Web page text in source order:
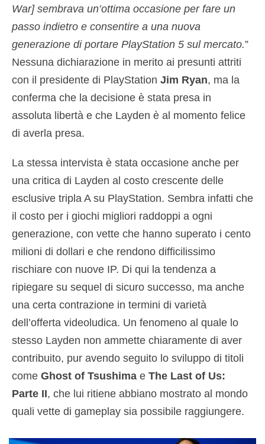
War] sembrava un’ottima occasione per fare un
passo indietro e consentire a una nuova
generazione di portare PlayStation 5 sul mercato.”
Nessuna dichiarazione in merito ai presunti attriti
con il presidente di PlayStation Jim Ryan, ma la
conferma che la decisione è stata presa in
assoluta libertà e che Layden è al momento felice
di averla presa.
La stessa intervista è stata occasione anche per
una critica di Layden al costo crescente delle
esclusive tripla A su PlayStation. Sembra infatti che
il costo per i giochi migliori raddoppi a ogni
generazione, con vette che hanno superato i cento
milioni di dollari e che rendono difficilissimo
rischiare con nuove IP. Di qui la tendenza a
ripiegare su sequel di sicuro successo, ma anche
una certa contrazione in termini di varietà
dell’offerta videoludica. Un fenomeno al quale lo
stesso Layden non ammette chiaramente di aver
contribuito, pur avendo seguito lo sviluppo di titoli
come Ghost of Tsushima e The Last of Us:
Parte II, che lui ritiene abbiano mostrato al mondo
quali vette di gameplay sia possibile raggiungere.